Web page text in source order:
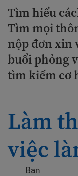
Tìm hiểu
Tìm mọi
nộp đơn xin
buổi phỏng
tìm kiếm cơ
Làm
việc
Bạn